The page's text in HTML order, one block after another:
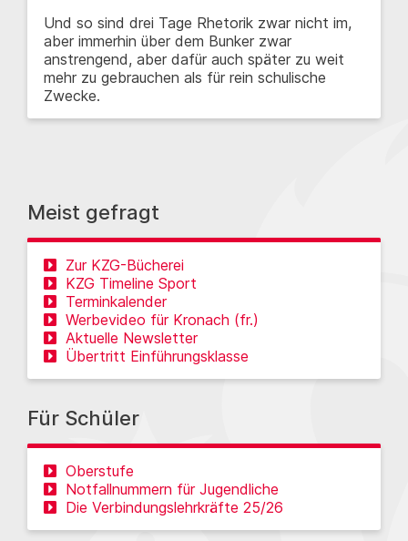
Und so sind drei Tage Rhetorik zwar nicht im,
aber immerhin über dem Bunker zwar
anstrengend, aber dafür auch später zu weit
mehr zu gebrauchen als für rein schulische
Zwecke.
Meist gefragt
Zur KZG-Bücherei
KZG Timeline Sport
Terminkalender
Werbevideo für Kronach (fr.)
Aktuelle Newsletter
Übertritt Einführungsklasse
Für Schüler
Oberstufe
Notfallnummern für Jugendliche
Die Verbindungslehrkräfte 25/26